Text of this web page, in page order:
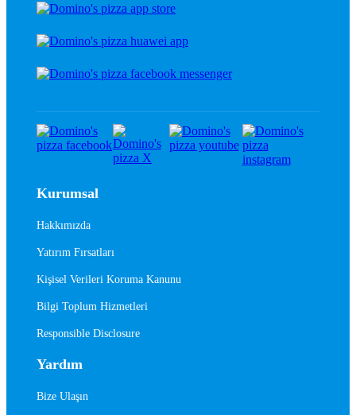
Kurumsal
Hakkımızda
Yatırım Fırsatları
Kişisel Verileri Koruma Kanunu
Bilgi Toplum Hizmetleri
Responsible Disclosure
Yardım
Bize Ulaşın